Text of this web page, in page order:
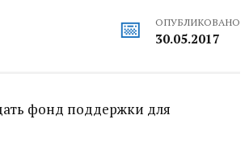
ОПУБЛИКОВАНО
30.05.2017
фонд поддержки для